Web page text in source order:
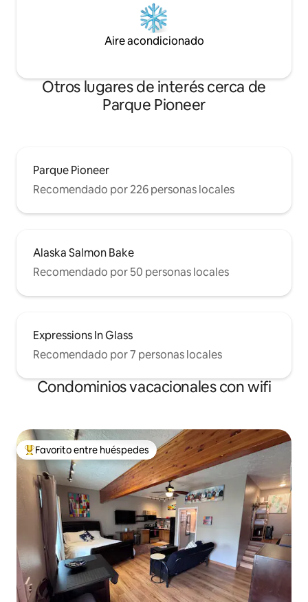
Aire acondicionado
Otros lugares de interés cerca de
Parque Pioneer
Parque Pioneer
Recomendado por 226 personas locales
Alaska Salmon Bake
Recomendado por 50 personas locales
Expressions In Glass
Recomendado por 7 personas locales
Condominios vacacionales con wifi
Favorito entre huéspedes preferido
Favorito entre huéspedes